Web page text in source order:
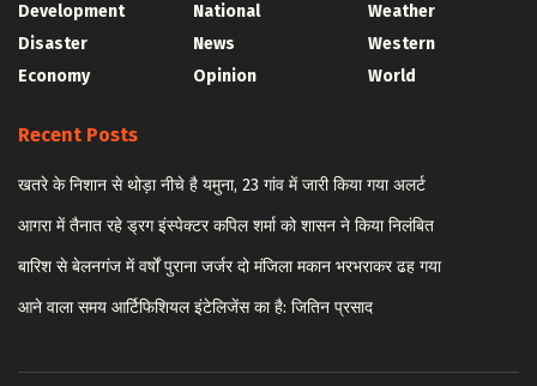
Development
Disaster
Economy
National
News
Opinion
Weather
Western
World
Recent Posts
खतरे के निशान से थोड़ा नीचे है यमुना, 23 गांव में जारी किया गया अलर्ट
आगरा में तैनात रहे ड्रग इंस्पेक्टर कपिल शर्मा को शासन ने किया निलंबित
बारिश से बेलनगंज में वर्षों पुराना जर्जर दो मंजिला मकान भरभराकर ढह गया
आने वाला समय आर्टिफिशियल इंटेलिजेंस का है: जितिन प्रसाद